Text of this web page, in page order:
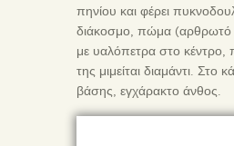
πηνίου και φέρει
διάκοσμο, πώμα (αρθρωτό
με υαλόπετρα στο κέντρο,
της μιμείται διαμάντι. Στο
βάσης, εγχάρακτο άνθος.